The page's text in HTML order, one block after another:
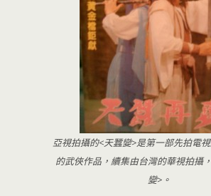
亞視拍攝的<天蠶變>是第一部先拍電
的武俠作品，續集由台灣的華視拍攝
變>。